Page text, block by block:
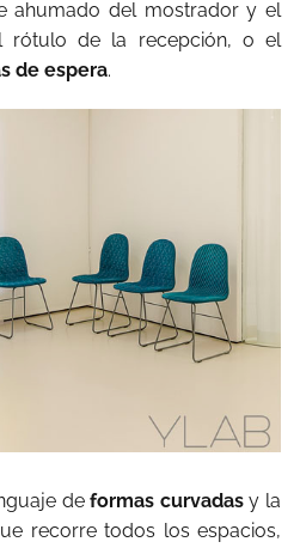
ahumado del mostrador y el
rótulo de la recepción, o el
de espera.
deformas curvadasy la
recorre todos los espacios,